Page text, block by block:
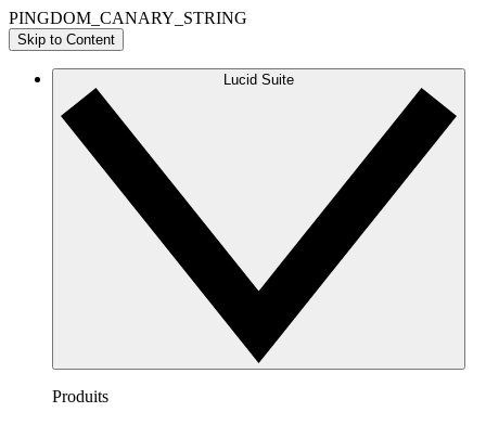
PINGDOM_CANARY_STRING
Skip to Content
Lucid Suite
Produits